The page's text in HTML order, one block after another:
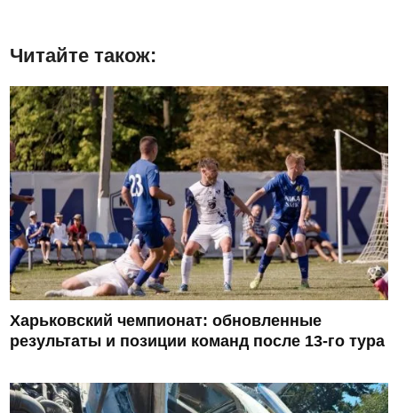
Читайте також:
Харьковский чемпионат: обновленные
результаты и позиции команд после 13-го тура